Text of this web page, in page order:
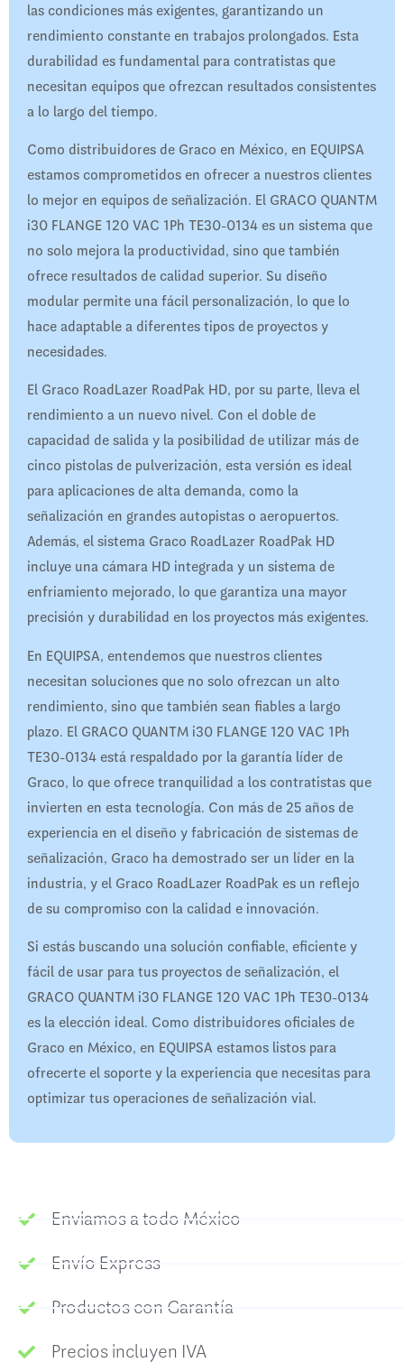
las condiciones más exigentes, garantizando un
rendimiento constante en trabajos prolongados. Esta
durabilidad es fundamental para contratistas que
necesitan equipos que ofrezcan resultados consistentes
a lo largo del tiempo.
Como distribuidores de Graco en México, en EQUIPSA
estamos comprometidos en ofrecer a nuestros clientes
lo mejor en equipos de señalización. El GRACO QUANTM
i30 FLANGE 120 VAC 1Ph TE30-0134 es un sistema que
no solo mejora la productividad, sino que también
ofrece resultados de calidad superior. Su diseño
modular permite una fácil personalización, lo que lo
hace adaptable a diferentes tipos de proyectos y
necesidades.
El Graco RoadLazer RoadPak HD, por su parte, lleva el
rendimiento a un nuevo nivel. Con el doble de
capacidad de salida y la posibilidad de utilizar más de
cinco pistolas de pulverización, esta versión es ideal
para aplicaciones de alta demanda, como la
señalización en grandes autopistas o aeropuertos.
Además, el sistema Graco RoadLazer RoadPak HD
incluye una cámara HD integrada y un sistema de
enfriamiento mejorado, lo que garantiza una mayor
precisión y durabilidad en los proyectos más exigentes.
En EQUIPSA, entendemos que nuestros clientes
necesitan soluciones que no solo ofrezcan un alto
rendimiento, sino que también sean fiables a largo
plazo. El GRACO QUANTM i30 FLANGE 120 VAC 1Ph
TE30-0134 está respaldado por la garantía líder de
Graco, lo que ofrece tranquilidad a los contratistas que
invierten en esta tecnología. Con más de 25 años de
experiencia en el diseño y fabricación de sistemas de
señalización, Graco ha demostrado ser un líder en la
industria, y el Graco RoadLazer RoadPak es un reflejo
de su compromiso con la calidad e innovación.
Si estás buscando una solución confiable, eficiente y
fácil de usar para tus proyectos de señalización, el
GRACO QUANTM i30 FLANGE 120 VAC 1Ph TE30-0134
es la elección ideal. Como distribuidores oficiales de
Graco en México, en EQUIPSA estamos listos para
ofrecerte el soporte y la experiencia que necesitas para
optimizar tus operaciones de señalización vial.
Enviamos a todo México
Envío Express
Productos con Garantía
Precios incluyen IVA